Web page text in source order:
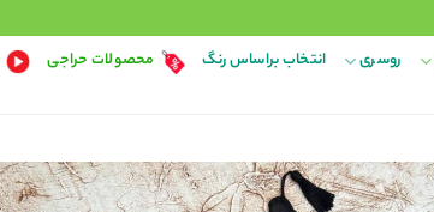
روسری انتخاب براساس رنگ محصولات حراجی